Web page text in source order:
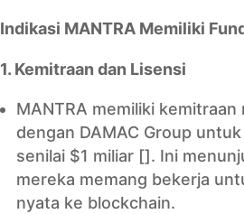
Indikasi MANTRA Memiliki
1. Kemitraan dan Lisensi
MANTRA memiliki
dengan DAMAC Group
senilai $1 miliar []. Ini
mereka memang bekerja
nyata ke blockchain.